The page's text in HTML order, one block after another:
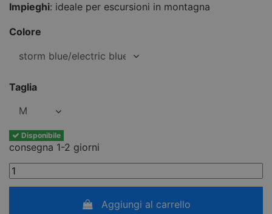
Impieghi: ideale per escursioni in montagna
Colore
Taglia
Disponibile
consegna 1-2 giorni
Aggiungi al carrello